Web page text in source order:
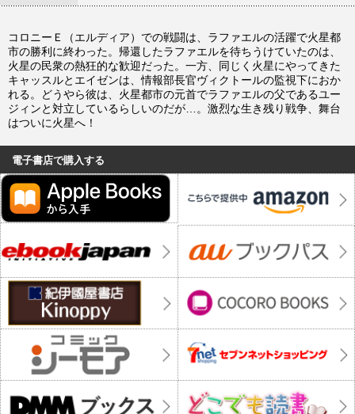
コロニーＥ（エルディア）での戦闘は、ラファエルの活躍で火星都
市の勝利に終わった。帰還したラファエルを待ちうけていたのは、
火星の民衆の熱狂的な歓迎だった。一方、同じく火星にやってきた
キャッスルとエイゼンは、情報部長官ヴィクトールの監視下におか
れる。どうやら彼は、火星都市の元首でラファエルの父であるユー
ジィンと対立しているらしいのだが…。激烈な生き残り戦争、舞台
はついに火星へ！
電子書店で購入する